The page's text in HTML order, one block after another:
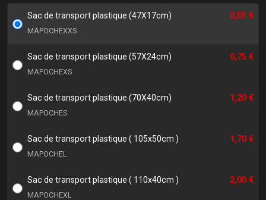
Sac de transport plastique (47X17cm)
MAPOCHEXXS
0,55 €
Sac de transport plastique (57X24cm)
MAPOCHEXS
0,75 €
Sac de transport plastique (70X40cm)
MAPOCHES
1,20 €
Sac de transport plastique ( 105x50cm )
MAPOCHEL
1,70 €
Sac de transport plastique ( 110x40cm )
MAPOCHEXL
2,00 €